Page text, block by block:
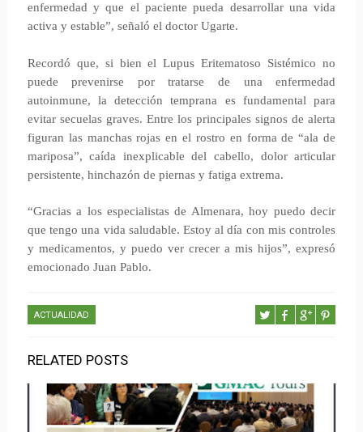
enfermedad y que el paciente pueda desarrollar una vida
activa y estable”, señaló el doctor Ugarte.
Recordó que, si bien el Lupus Eritematoso Sistémico no
puede prevenirse por tratarse de una enfermedad
autoinmune, la detección temprana es fundamental para
evitar secuelas graves. Entre los principales signos de alerta
figuran las manchas rojas en el rostro en forma de “ala de
mariposa”, caída inexplicable del cabello, dolor articular
persistente, hinchazón de piernas y fatiga extrema.
“Gracias a los especialistas de Almenara, hoy puedo decir
que tengo una vida saludable. Estoy al día con mis controles
y medicamentos, y puedo ver crecer a mis hijos”, expresó
emocionado Juan Pablo.
ACTUALIDAD
RELATED POSTS